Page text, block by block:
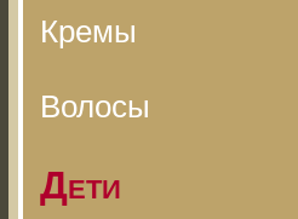
Кремы
Волосы
Дети